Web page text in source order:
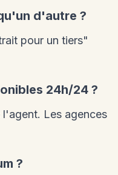
d'autre ?
pour un tiers"
24h/24 ?
Les agences
?